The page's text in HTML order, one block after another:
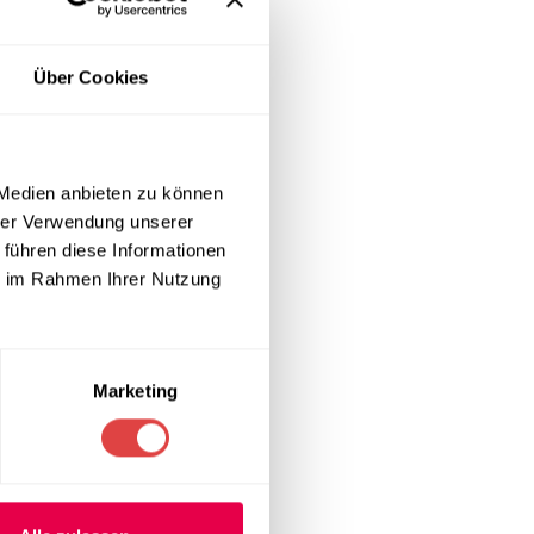
Über Cookies
anbieten zu können
Verwendung unserer
diese Informationen
Rahmen Ihrer Nutzung
Marketing
Komfort.
vereinfacht.